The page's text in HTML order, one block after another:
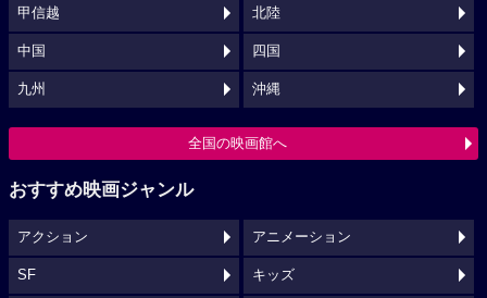
甲信越 北陸
中国 四国
九州 沖縄
全国の映画館へ
おすすめ映画ジャンル
アクション アニメーション
SF キッズ